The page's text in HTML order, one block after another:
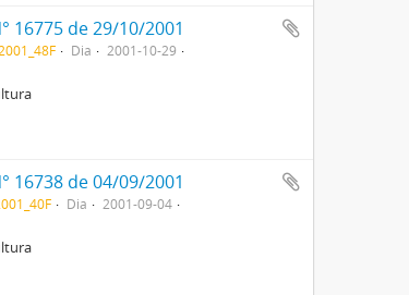
16775 de 29/10/2001
Dia
2001-10-29
16738 de 04/09/2001
Dia
2001-09-04